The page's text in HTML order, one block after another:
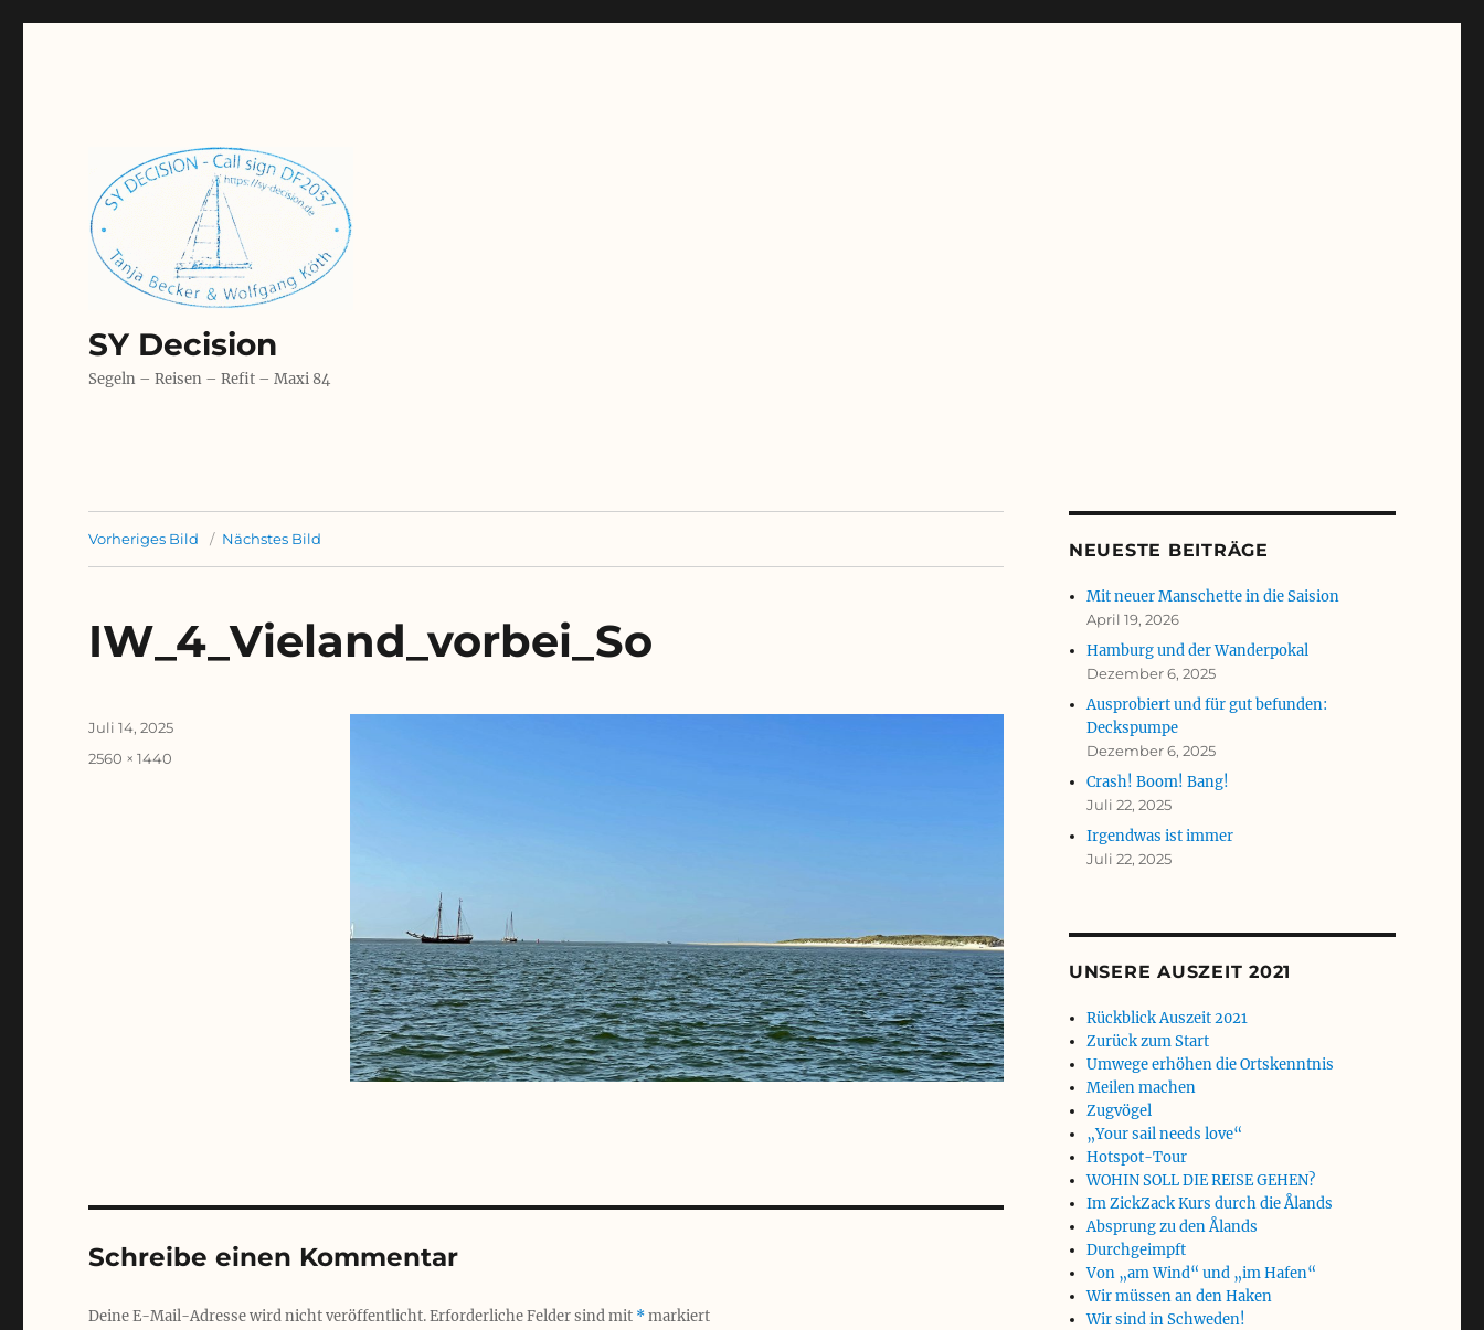
SY Decision
Segeln – Reisen – Refit – Maxi 84
Vorheriges Bild Nächstes Bild
IW_4_Vieland_vorbei_So
Veröffentlicht
Juli 14, 2025
Originalgröße
2560 × 1440
Schreibe einen Kommentar
Deine E-Mail-Adresse wird nicht veröffentlicht.Erforderliche Felder sind mit *markiert
NEUESTE BEITRÄGE
Mit neuer Manschette in die Saision
April 19, 2026
Hamburg und der Wanderpokal
Dezember 6, 2025
Ausprobiert und für gut befunden:
Deckspumpe
Dezember 6, 2025
Crash! Boom! Bang!
Juli 22, 2025
Irgendwas ist immer
Juli 22, 2025
UNSERE AUSZEIT 2021
Rückblick Auszeit 2021
Zurück zum Start
Umwege erhöhen die Ortskenntnis
Meilen machen
Zugvögel
„Your sail needs love“
Hotspot-Tour
WOHIN SOLL DIE REISE GEHEN?
Im ZickZack Kurs durch die Ålands
Absprung zu den Ålands
Durchgeimpft
Von „am Wind“ und „im Hafen“
Wir müssen an den Haken
Wir sind in Schweden!